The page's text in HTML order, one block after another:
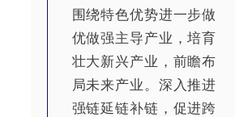
围绕特色优势进一步做
优做强主导产业，培育
壮大新兴产业，前瞻布
局未来产业。深入推进
强链延链补链，促进跨